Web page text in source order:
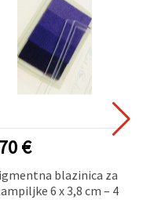
€
blazinica za
6 x 3,8 cm – 4